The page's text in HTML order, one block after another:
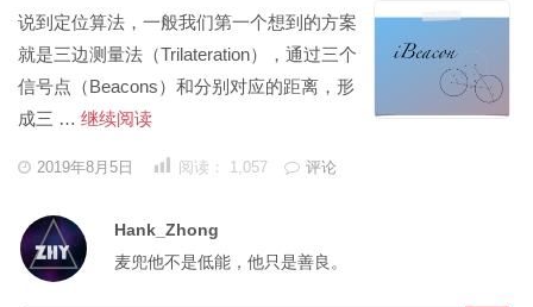
说到定位算法，一般我们第一个想到的方案
就是三边测量法（Trilateration），通过三个
信号点（Beacons）和分别对应的距离，形
成三 … 继续阅读iOS
发
表
2019年8月5日 阅读： 1,057 评论
Hank_Zhong
麦兜他不是低能，他只是善良。